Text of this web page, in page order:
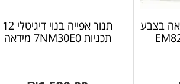
מידאה בצבע
תנור אפייה בנוי דיגיטלי 12
תכניות 7NM30E0 מידאה